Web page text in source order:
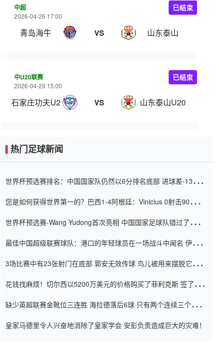
中超
2026-04-26 17:00
青岛海牛 VS 山东泰山
已结束
中U20联赛
2026-04-29 15:00
石家庄功夫U20 VS 山东泰山U20
已结束
热门足球新闻
世界杯预选赛排名：中国国家队仍然以6分排名底部 进球差-13令人
您是如何获得世界第一的？巴西1-4阿根廷：Vinicius 0射击90分钟
世界杯预选赛-Wang Yudong首次亮相 中国国家足球队错过了世界
最佳中国超级联赛球队：港口的年轻球员在一场战斗中闻名 伊万放
3场比赛中有23张射门在底部 郭安无效传球 鸟儿被用来摆脱它
花钱找麻烦！切尔西以5200万美元的价格购买了菲利克斯 签了7年
缺少英超联赛金靴位三连胜 海拉德落后6球 只有两个连续三个连续
皇家马德里令人兴奋地消除了皇家学会 安彭负责造成巨大的灾难！